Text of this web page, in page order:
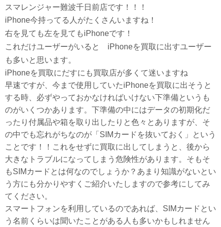
スマレンジャー難波千日前店です！！！
iPhone今持ってる人がたくさんいますね！
右を見ても左を見てもiPhoneです！
これだけユーザーがいると iPhoneを買取に出すユーザー
も多いと思います。
iPhoneを買取にだすにも買取店が多くて迷いますね
早速ですが、今まで使用していたiPhoneを買取に出そうと
する時、必ずやっておかなければいけない下準備というも
のがいくつかあります。下準備の中にはデータの初期化だ
ったり付属品や箱を取り出したりと色々とありますが、そ
の中でも忘れがちなのが「SIMカードを抜いておく」という
ことです！！これをせずに買取に出してしまうと、後から
大きなトラブルになってしまう危険性があります。そもそ
もSIMカードとは何なのでしょうか？あまり知識がないとい
う方にも分かりやすくご紹介いたしますので参考にしてみ
てください。
スマートフォンを利用しているのであれば、SIMカードとい
う名前くらいは聞いたことがある人も多いかもしれません